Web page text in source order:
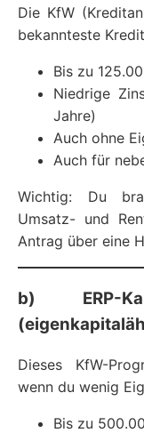
Die KfW
bekannteste
Bis zu
Niedrige
Jahre)
Auch ohne
Auch für
Wichtig: Du
Umsatz- und
Antrag über eine
b) ERP-
Dieses KfW-
wenn du wenig
Bis zu